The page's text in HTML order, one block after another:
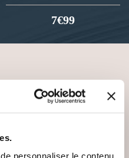
personnaliser le contenu
7€99